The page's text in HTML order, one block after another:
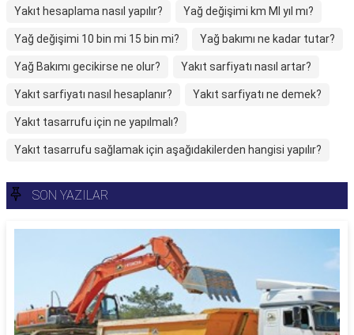
Yakıt hesaplama nasıl yapılır? Yağ değişimi km MI yıl mı?
Yağ değişimi 10 bin mi 15 bin mi? Yağ bakımı ne kadar tutar?
Yağ Bakımı gecikirse ne olur? Yakıt sarfiyatı nasıl artar?
Yakıt sarfiyatı nasıl hesaplanır? Yakıt sarfiyatı ne demek?
Yakıt tasarrufu için ne yapılmalı?
Yakıt tasarrufu sağlamak için aşağıdakilerden hangisi yapılır?
SON YAZILAR